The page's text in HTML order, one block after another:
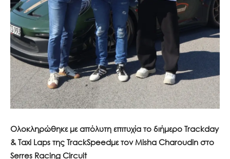
Ολοκληρώθηκε με απόλυτη επιτυχία το διήμερο Trackday
& Taxi Laps της TrackSpeedμε τον Misha Charoudin στο
Serres Racing Circuit